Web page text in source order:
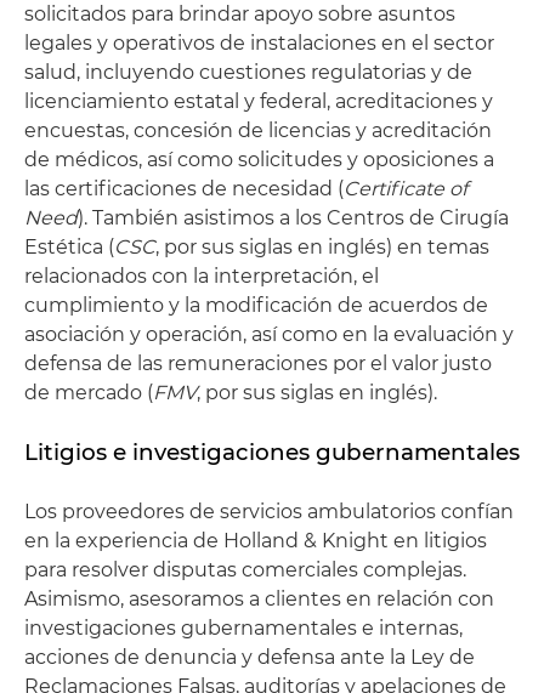
solicitados para brindar apoyo sobre asuntos
legales y operativos de instalaciones en el sector
salud, incluyendo cuestiones regulatorias y de
licenciamiento estatal y federal, acreditaciones y
encuestas, concesión de licencias y acreditación
de médicos, así como solicitudes y oposiciones a
las certificaciones de necesidad (Certificate of
Need). También asistimos a los Centros de Cirugía
Estética (CSC, por sus siglas en inglés) en temas
relacionados con la interpretación, el
cumplimiento y la modificación de acuerdos de
asociación y operación, así como en la evaluación y
defensa de las remuneraciones por el valor justo
de mercado (FMV, por sus siglas en inglés).
Litigios e investigaciones gubernamentales
Los proveedores de servicios ambulatorios confían
en la experiencia de Holland & Knight en litigios
para resolver disputas comerciales complejas.
Asimismo, asesoramos a clientes en relación con
investigaciones gubernamentales e internas,
acciones de denuncia y defensa ante la Ley de
Reclamaciones Falsas, auditorías y apelaciones de